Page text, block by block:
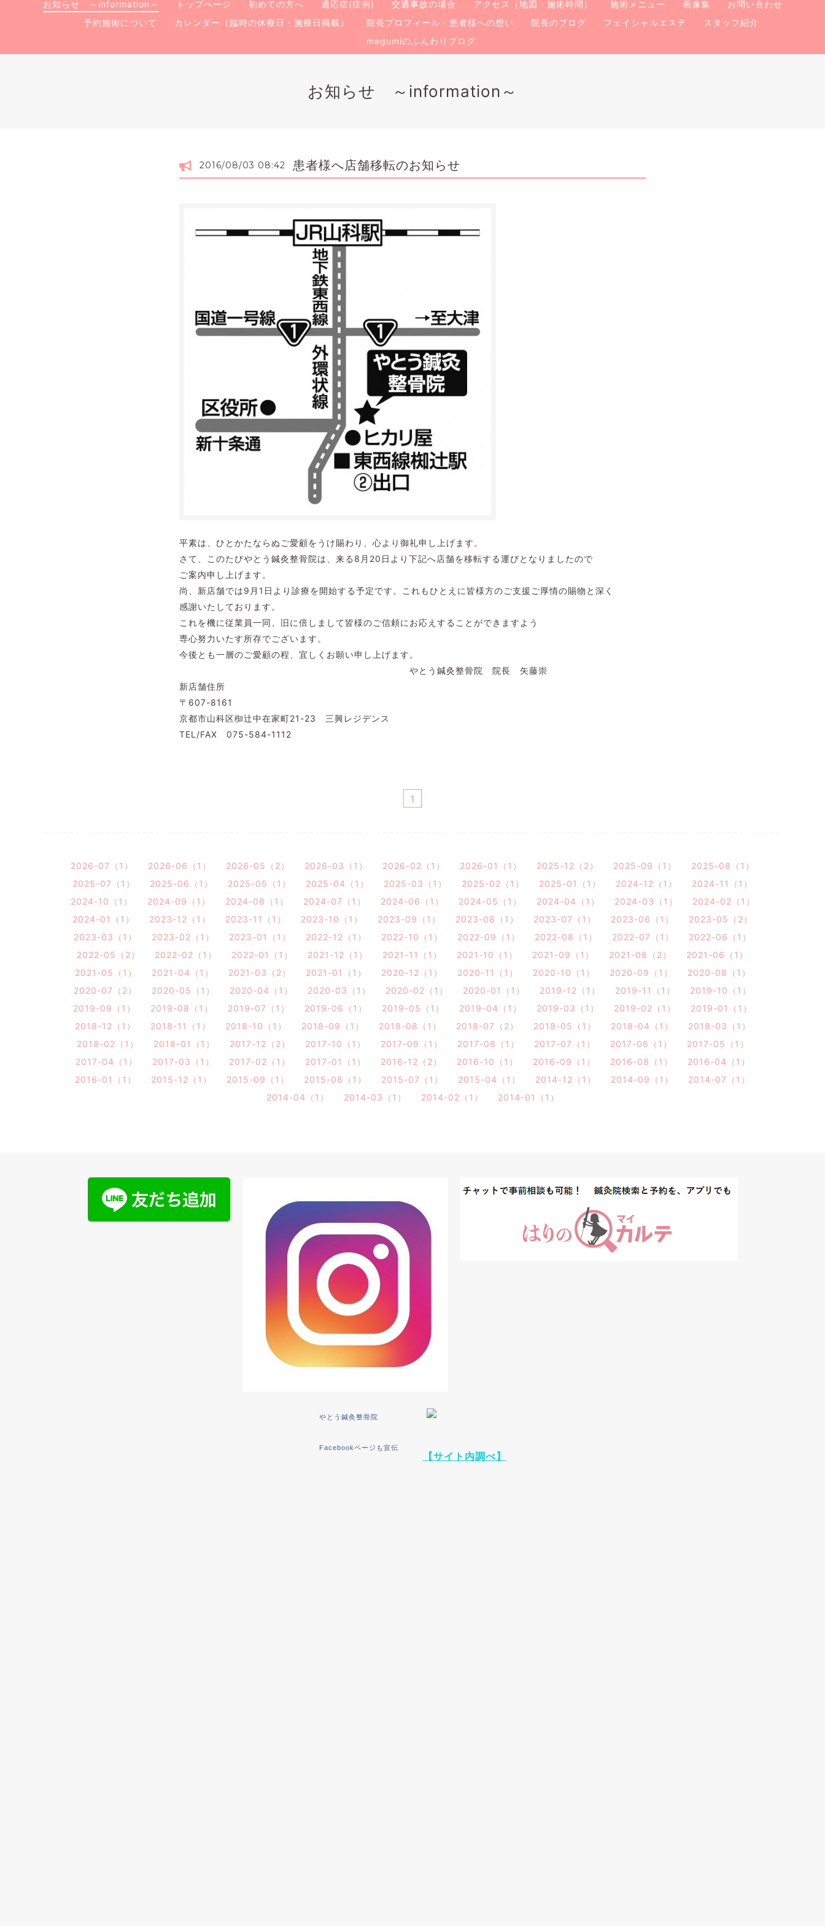
お知らせ ～information～ トップページ 初めての方へ 適応症(症例) 交通事故の場合 アクセス（地図・施術時間） 施術メニュー 画像集
お問い合わせ
予約施術について
カレンダー（臨時の休療日・施療日掲載） 院長プロフィール・患者様への想い 院長のブログ フェイシャルエステ
スタッフ紹介
megumiのふんわりブログ
お知らせ ～information～
2016/08/03 08:42 患者様へ店舗移転のお知らせ
平素は、ひとかたならぬご愛顧をうけ賜わり、心より御礼申し上げます。
さて、このたびやとう鍼灸整骨院は、来る8月20日より下記へ店舗を移転する運びとなりましたので
ご案内申し上げます。
尚、新店舗では9月1日より診療を開始する予定です。これもひとえに皆様方のご支援ご厚情の賜物と深く
感謝いたしております。
これを機に従業員一同、旧に倍しまして皆様のご信頼にお応えすることができますよう
専心努力いたす所存でございます。
今後とも一層のご愛顧の程、宜しくお願い申し上げます。
やとう鍼灸整骨院 院長 矢藤崇
新店舗住所
〒607-8161
京都市山科区椥辻中在家町21-23 三興レジデンス
TEL/FAX 075-584-1112
1
2026-07（1） 2026-06（1） 2026-05（2） 2026-03（1） 2026-02（1） 2026-01（1） 2025-12（2） 2025-09（1）
2025-08（1）
2025-07（1）
2025-06（1） 2025-05（1） 2025-04（1） 2025-03（1） 2025-02（1） 2025-01（1） 2024-12（1）
2024-11（1）
2024-10（1）
2024-09（1） 2024-08（1） 2024-07（1） 2024-06（1） 2024-05（1） 2024-04（1） 2024-03（1）
2024-02（1）
2024-01（1）
2023-12（1） 2023-11（1） 2023-10（1） 2023-09（1） 2023-08（1） 2023-07（1） 2023-06（1）
2023-05（2）
2023-03（1）
2023-02（1） 2023-01（1） 2022-12（1） 2022-10（1） 2022-09（1） 2022-08（1） 2022-07（1）
2022-06（1）
2022-05（2）
2022-02（1） 2022-01（1） 2021-12（1） 2021-11（1） 2021-10（1） 2021-09（1） 2021-08（2）
2021-06（1）
2021-05（1）
2021-04（1） 2021-03（2） 2021-01（1） 2020-12（1） 2020-11（1） 2020-10（1） 2020-09（1）
2020-08（1）
2020-07（2）
2020-05（1） 2020-04（1） 2020-03（1） 2020-02（1） 2020-01（1） 2019-12（1） 2019-11（1）
2019-10（1）
2019-09（1）
2019-08（1） 2019-07（1） 2019-06（1） 2019-05（1） 2019-04（1） 2019-03（1） 2019-02（1）
2019-01（1）
2018-12（1）
2018-11（1） 2018-10（1） 2018-09（1） 2018-08（1） 2018-07（2） 2018-05（1） 2018-04（1）
2018-03（1）
2018-02（1）
2018-01（1） 2017-12（2） 2017-10（1） 2017-09（1） 2017-08（1） 2017-07（1） 2017-06（1）
2017-05（1）
2017-04（1）
2017-03（1） 2017-02（1） 2017-01（1） 2016-12（2） 2016-10（1） 2016-09（1） 2016-08（1）
2016-04（1）
2016-01（1）
2015-12（1） 2015-09（1） 2015-08（1） 2015-07（1） 2015-04（1） 2014-12（1） 2014-09（1）
2014-07（1）
2014-04（1）
2014-03（1） 2014-02（1） 2014-01（1）
やとう鍼灸整骨院
Facebookページも宣伝
【サイト内調べ】